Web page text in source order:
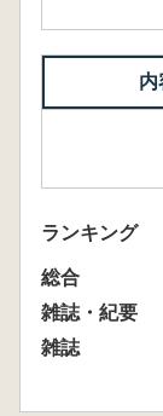
内
ランキング
総合
雑誌・紀要
雑誌